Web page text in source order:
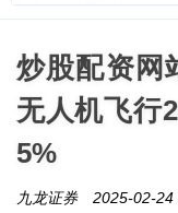
炒股配资网
无人机飞行
5%
九龙证券 2025-02-24